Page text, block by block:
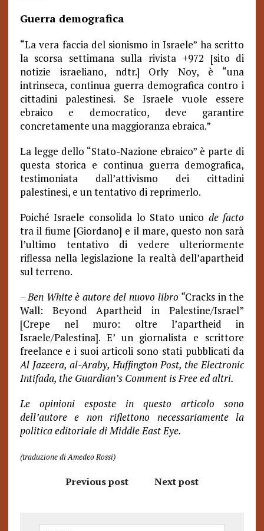
Guerra demografica
“La vera faccia del sionismo in Israele” ha scritto
la scorsa settimana sulla rivista +972 [sito di
notizie israeliano, ndtr.] Orly Noy, è “una
intrinseca, continua guerra demografica contro i
cittadini palestinesi. Se Israele vuole essere
ebraico e democratico, deve garantire
concretamente una maggioranza ebraica.”
La legge dello “Stato-Nazione ebraico” è parte di
questa storica e continua guerra demografica,
testimoniata dall’attivismo dei cittadini
palestinesi, e un tentativo di reprimerlo.
Poiché Israele consolida lo Stato unico de facto
tra il fiume [Giordano] e il mare, questo non sarà
l’ultimo tentativo di vedere ulteriormente
riflessa nella legislazione la realtà dell’apartheid
sul terreno.
– Ben White è autore del nuovo libro “Cracks in the
Wall: Beyond Apartheid in Palestine/Israel”
[Crepe nel muro: oltre l’apartheid in
Israele/Palestina]. E’ un giornalista e scrittore
freelance e i suoi articoli sono stati pubblicati da
Al Jazeera, al-Araby, Huffington Post, the Electronic
Intifada, the Guardian’s Comment is Free ed altri.
Le opinioni esposte in questo articolo sono
dell’autore e non riflettono necessariamente la
politica editoriale di Middle East Eye.
(traduzione di Amedeo Rossi)
Previous post Next post